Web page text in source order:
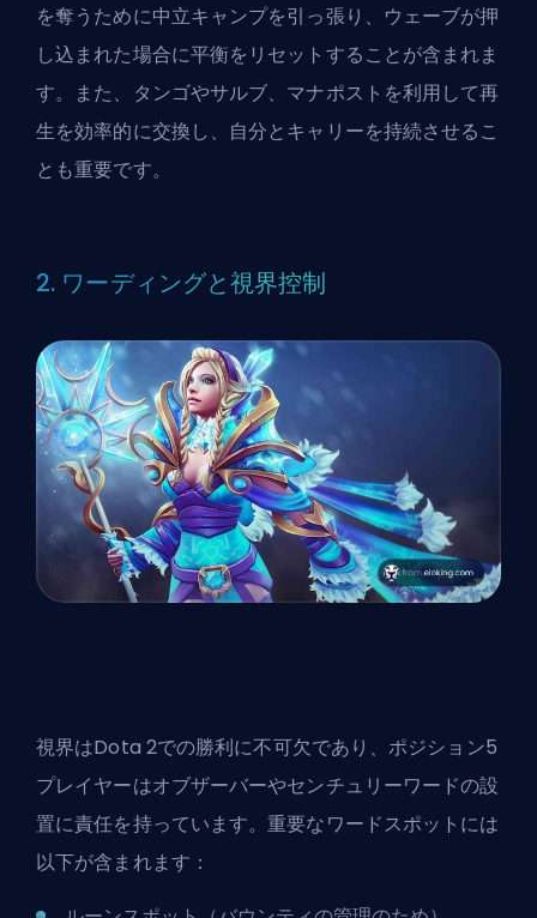
を奪うために中立キャンプを引っ張り、ウェーブが押
し込まれた場合に平衡をリセットすることが含まれま
す。また、タンゴやサルブ、マナポストを利用して再
生を効率的に交換し、自分とキャリーを持続させるこ
とも重要です。
2. ワーディングと視界控制
視界はDota 2での勝利に不可欠であり、ポジション5
プレイヤーはオブザーバーやセンチュリーワードの設
置に責任を持っています。重要なワードスポットには
以下が含まれます：